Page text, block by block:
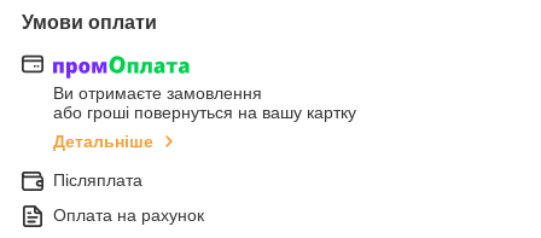
Умови оплати
Ви отримаєте замовлення
або гроші повернуться на вашу картку
Детальніше
Післяплата
Оплата на рахунок